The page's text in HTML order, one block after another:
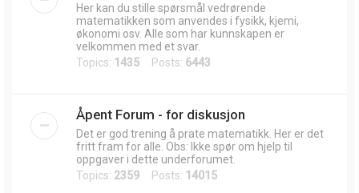
Her kan du stille spørsmål vedrørende
matematikken som anvendes i fysikk, kjemi,
økonomi osv. Alle som har kunnskapen er
velkommen med et svar.
Topics: 1435 Posts: 6443
Åpent Forum - for diskusjon
Det er god trening å prate matematikk. Her er det
fritt fram for alle. Obs: Ikke spør om hjelp til
oppgaver i dette underforumet.
Topics: 2359 Posts: 14015